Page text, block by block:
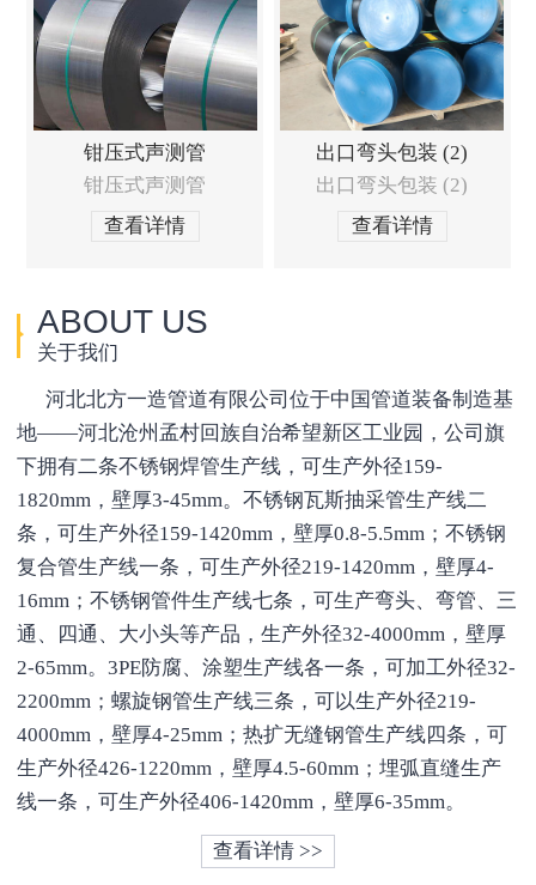
钳压式声测管
钳压式声测管
查看详情
出口弯头包装 (2)
出口弯头包装 (2)
查看详情
ABOUT US
关于我们
河北北方一造管道有限公司位于中国管道装备制造基
地——河北沧州孟村回族自治希望新区工业园，公司旗
下拥有二条不锈钢焊管生产线，可生产外径159-
1820mm，壁厚3-45mm。不锈钢瓦斯抽采管生产线二
条，可生产外径159-1420mm，壁厚0.8-5.5mm；不锈钢
复合管生产线一条，可生产外径219-1420mm，壁厚4-
16mm；不锈钢管件生产线七条，可生产弯头、弯管、三
通、四通、大小头等产品，生产外径32-4000mm，壁厚
2-65mm。3PE防腐、涂塑生产线各一条，可加工外径32-
2200mm；螺旋钢管生产线三条，可以生产外径219-
4000mm，壁厚4-25mm；热扩无缝钢管生产线四条，可
生产外径426-1220mm，壁厚4.5-60mm；埋弧直缝生产
线一条，可生产外径406-1420mm，壁厚6-35mm。
查看详情 >>